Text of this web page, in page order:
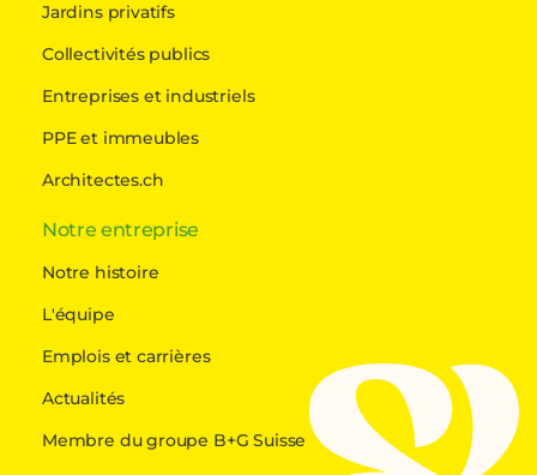
Jardins privatifs
Collectivités publics
Entreprises et industriels
PPE et immeubles
Architectes.ch
Notre entreprise
Notre histoire
L'équipe
Emplois et carrières
Actualités
Membre du groupe B+G Suisse